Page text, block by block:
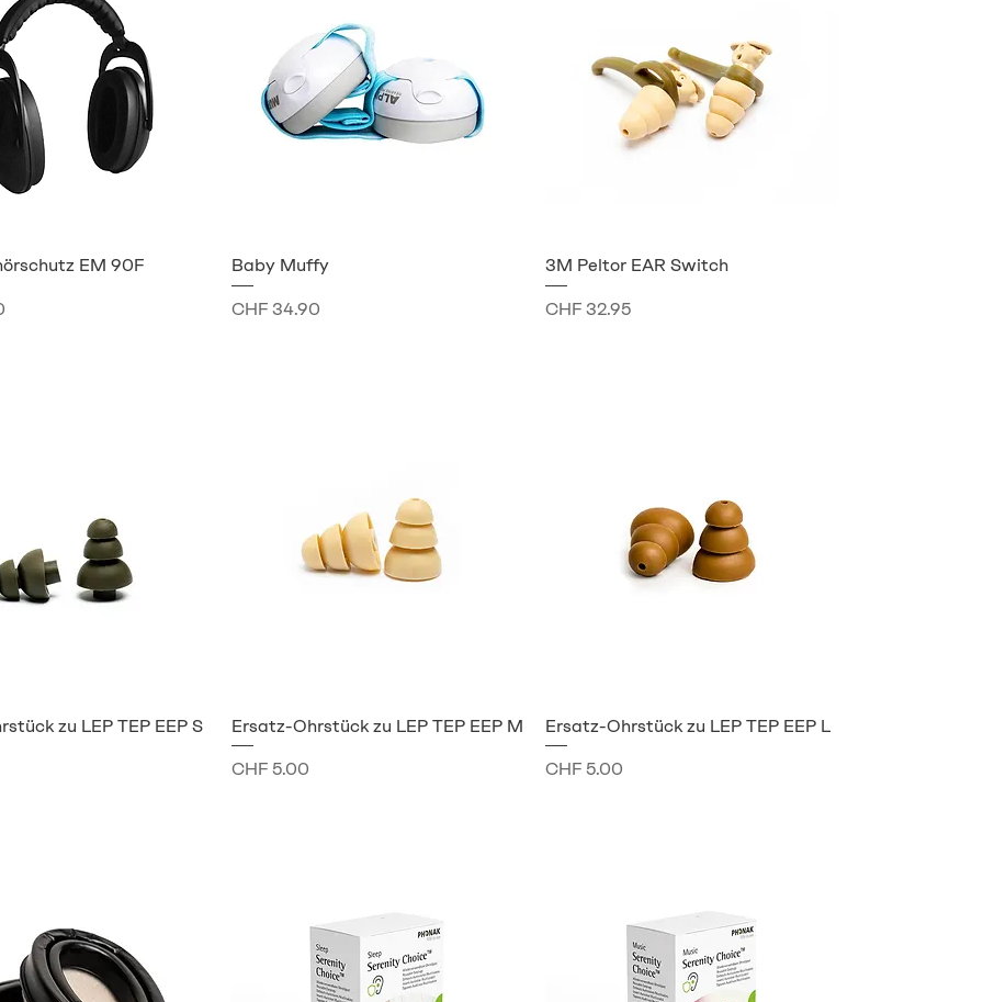
EM 90F Baby Muffy
Preis
CHF 34.90
3M Peltor EAR Switch
Preis
CHF 32.95
zu LEP TEP EEP S Ersatz-Ohrstück zu LEP TEP EEP M
Preis
CHF 5.00
Ersatz-Ohrstück zu LEP TEP EEP L
Preis
CHF 5.00